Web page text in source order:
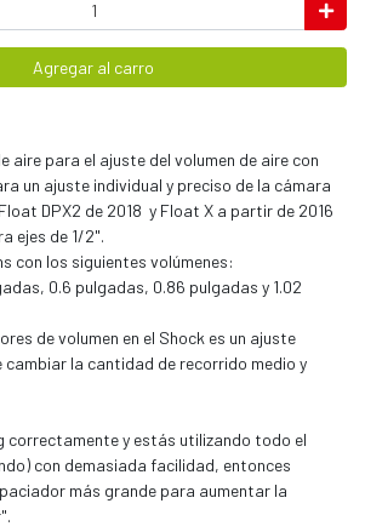
Agregar al carro
aire para el ajuste del volumen de aire con
un ajuste individual y preciso de la cámara
DPX2 de 2018 y Float X a partir de 2016
ejes de 1/2".
con los siguientes volúmenes:
0.6 pulgadas, 0.86 pulgadas y 1.02
de volumen en el Shock es un ajuste
cambiar la cantidad de recorrido medio y
correctamente y estás utilizando todo el
con demasiada facilidad, entonces
más grande para aumentar la